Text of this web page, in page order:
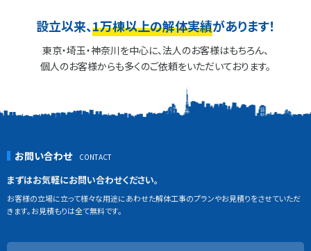
設立以来、1万棟以上の解体実績があります！
東京・埼玉・神奈川を中心に、法人のお客様はもちろん、
個人のお客様からも多くのご依頼をいただいております。
お問い合わせ
まずはお気軽にお問い合わせください。
お客様の立場に立って様々な用途にあわせた解体工事のプランやお見積りをさせていただ
きます。お見積もりは全て無料です。